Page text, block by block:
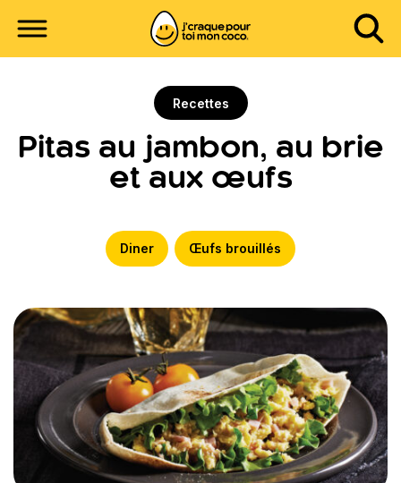
Recettes
Pitas au jambon, au brie
et aux œufs
Diner Œufs brouillés